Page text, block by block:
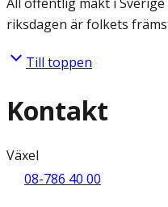
riksdagen är folkets
Till toppen
Kontakt
Växel
08-786 40 00